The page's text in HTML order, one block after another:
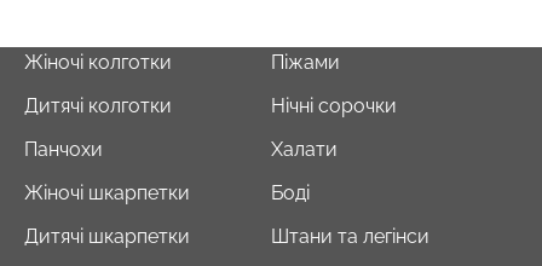
Жіночі колготки
Дитячі колготки
Панчохи
Жіночі шкарпетки
Дитячі шкарпетки
Піжами
Нічні сорочки
Халати
Боді
Штани та легінси